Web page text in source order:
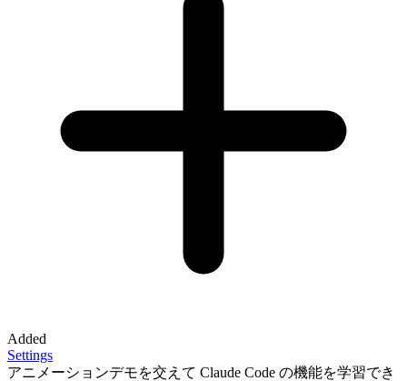
Added
Settings
アニメーションデモを交えて Claude Code の機能を学習でき